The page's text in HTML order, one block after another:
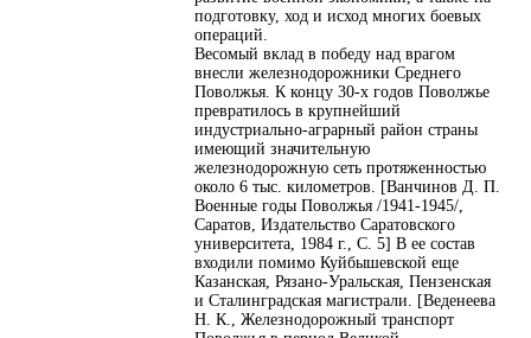
подготовку, ход и исход многих боевых
операций.
Весомый вклад в победу над врагом
внесли железнодорожники Среднего
Поволжья. К концу 30-х годов Поволжье
превратилось в крупнейший
индустриально-аграрный район страны
имеющий значительную
железнодорожную сеть протяженностью
около 6 тыс. километров. [Ванчинов Д. П.
Военные годы Поволжья /1941-1945/,
Саратов, Издательство Саратовского
университета, 1984 г., С. 5] В ее состав
входили помимо Куйбышевской еще
Казанская, Рязано-Уральская, Пензенская
и Сталинградская магистрали. [Веденеева
Н. К., Железнодорожный транспорт